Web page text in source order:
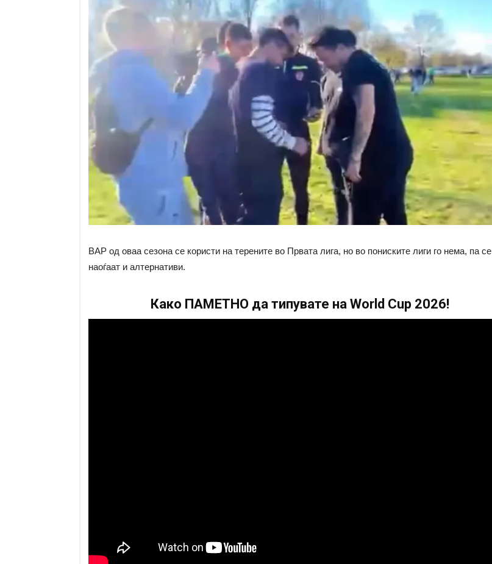
ВАР од оваа сезона се користи на терените во Првата лига, но во пониските лиги го нема, па се
наоѓаат и алтернативи.
Како ПАМЕТНО да типувате на World Cup 2026!